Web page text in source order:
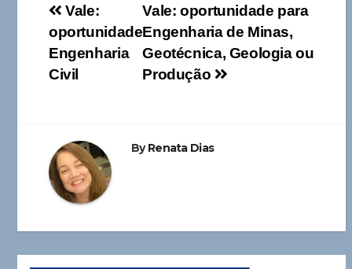
Navegação
de
Post
Vale: oportunidade para
Engenharia de Minas,
Geotécnica, Geologia ou
Produção
Vale:
oportunidade
Engenharia
Civil
ByRenata Dias